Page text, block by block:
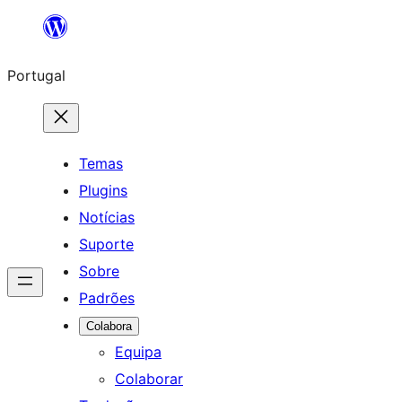
Saltar
o
conteúdo
Portugal
Temas
Plugins
Notícias
Suporte
Sobre
Padrões
Colabora
Equipa
Colaborar